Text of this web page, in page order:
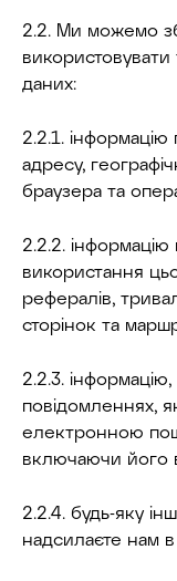
2.2. Ми можемо
даних:
2.2.1.
адресу,
браузера та
2.2.2. інформацію
використання
рефералів,
сторінок та
2.2.3.
повідомленнях,
електронною
включаючи його
2.2.4. будь-яку
надсилаєте нам